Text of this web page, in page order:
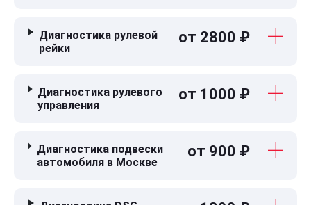
Диагностика рулевой
рейки
от 2800 ₽
Диагностика рулевого
управления
от 1000 ₽
Диагностика подвески
автомобиля в Москве
от 900 ₽